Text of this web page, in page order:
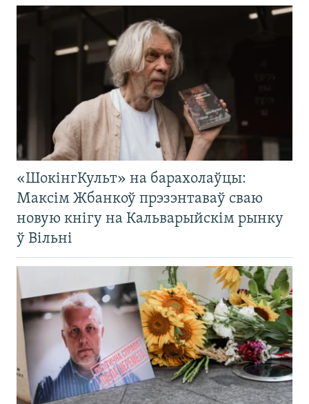
«ШокінгКульт» на барахолаўцы:
Максім Жбанкоў прэзэнтаваў сваю
новую кнігу на Кальварыйскім рынку
ў Вільні